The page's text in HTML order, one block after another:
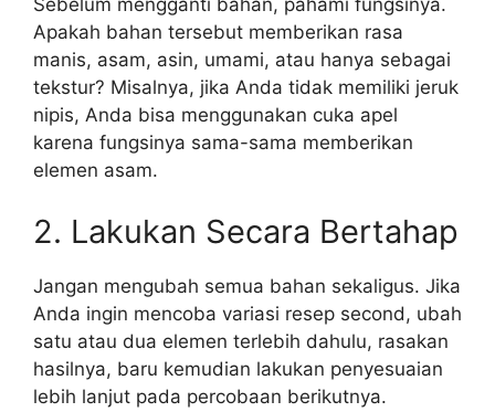
Sebelum mengganti bahan, pahami fungsinya.
Apakah bahan tersebut memberikan rasa
manis, asam, asin, umami, atau hanya sebagai
tekstur? Misalnya, jika Anda tidak memiliki jeruk
nipis, Anda bisa menggunakan cuka apel
karena fungsinya sama-sama memberikan
elemen asam.
2. Lakukan Secara Bertahap
Jangan mengubah semua bahan sekaligus. Jika
Anda ingin mencoba variasi resep second, ubah
satu atau dua elemen terlebih dahulu, rasakan
hasilnya, baru kemudian lakukan penyesuaian
lebih lanjut pada percobaan berikutnya.